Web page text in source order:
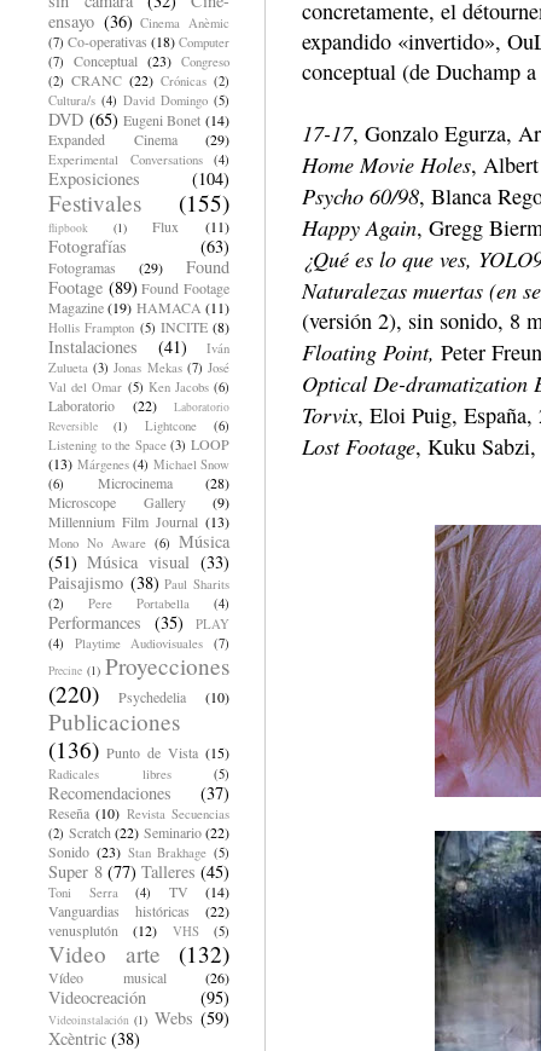
concretamente, el
expandido «invertido»,
conceptual (de Duchamp
17-17, Gonzalo Egurza,
Home Movie Holes,
Psycho 60/98, Blanca
Happy Again, Gregg
¿Qué es lo que ves,
Naturalezas muertas (en
(versión 2), sin sonido, 8
Floating Point, Peter
Optical De-dramatization
Torvix, Eloi Puig,
Lost Footage, Kuku
ensayo (36) Cinema Anèmic
(7) Co-operativas (18) Computer
(7)
Conceptual (23) Congreso
(2) CRANC (22) Crónicas (2)
Cultura/s (4) David Domingo (5)
DVD (65) Eugeni Bonet (14)
Expanded Cinema
(29)
Experimental Conversations (4)
Exposiciones (104)
Festivales (155)
flipbook (1) Flux (11)
Fotografías (63)
Fotogramas (29)
Found
Footage (89) Found Footage
Magazine (19) HAMACA (11)
Hollis Frampton (5) INCITE (8)
Instalaciones (41)
Iván
Zulueta (3) Jonas Mekas (7) José
Val del Omar (5) Ken Jacobs (6)
Laboratorio (22)
Laboratorio
Reversible
(1) Lightcone
(6)
Listening to the Space (3) LOOP
(13) Márgenes (4) Michael Snow
(6)
Microcinema
(28)
Microscope Gallery
(9)
Millennium Film Journal (13)
Mono No Aware (6) Música
(51) Música visual (33)
Paisajismo (38) Paul Sharits
(2)
Pere Portabella (4)
Performances (35)
PLAY
(4)
Playtime Audiovisuales (7)
Precine (1) Proyecciones
(220)
Psychedelia (10)
Publicaciones
(136) Punto de Vista (15)
Radicales libres (5)
Recomendaciones (37)
Reseña (10) Revista Secuencias
(2) Scratch (22) Seminario (22)
Sonido (23) Stan Brakhage (5)
Super 8 (77) Talleres (45)
Toni Serra (4) TV
(14)
Vanguardias históricas
(22)
venusplutón
(12) VHS (5)
Video arte (132)
Vídeo musical (26)
Videocreación (95)
Videoinstalación (1) Webs (59)
Xcèntric (38)